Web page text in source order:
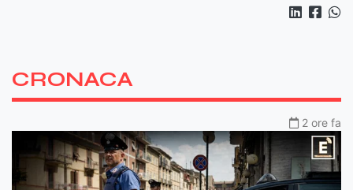
CRONACA
2 ore fa